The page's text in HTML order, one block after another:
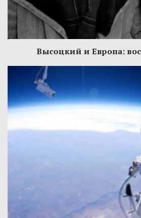
Высоцкий и Европа: